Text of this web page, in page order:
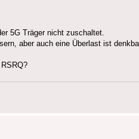
5G Träger nicht zuschaltet.
aber auch eine Überlast ist